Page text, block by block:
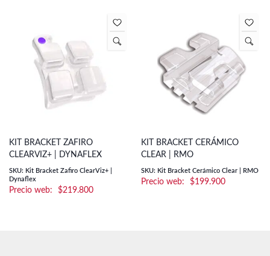
KIT BRACKET ZAFIRO
CLEARVIZ+ | DYNAFLEX
SKU: Kit Bracket Zafiro ClearViz+ |
Dynaflex
$219.800
KIT BRACKET CERÁMICO
CLEAR | RMO
SKU: Kit Bracket Cerámico Clear | RMO
$199.900